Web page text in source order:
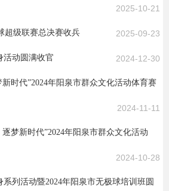
2025-10-21
超级联赛总决赛收兵 2025-09-23
活动圆满收官 2024-12-30
时代”2024年阳泉市群众文化活动体育赛
2024-11-11
梦新时代”2024年阳泉市群众文化活动
2024-10-28
系列活动暨2024年阳泉市无极球培训班圆